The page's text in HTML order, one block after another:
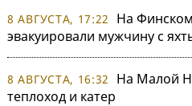
8 АВГУСТА, 17:22
На
эвакуировали мужчину с
8 АВГУСТА, 16:32
На Малой
теплоход и катер